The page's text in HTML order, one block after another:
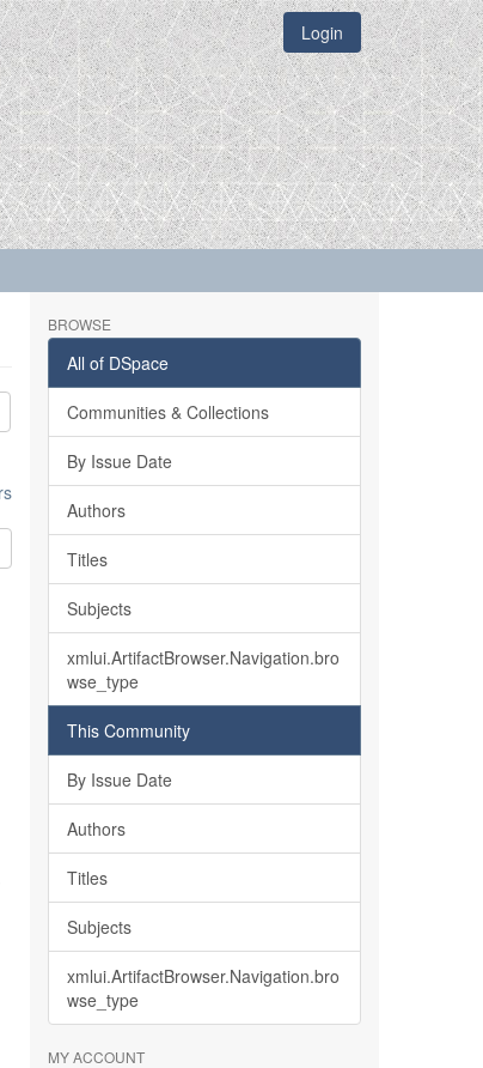
Login
BROWSE
All of DSpace
Communities & Collections
By Issue Date
Authors
Titles
Subjects
xmlui.ArtifactBrowser.Navigation.bro
wse_type
This Community
By Issue Date
Authors
Titles
Subjects
xmlui.ArtifactBrowser.Navigation.bro
wse_type
MY ACCOUNT